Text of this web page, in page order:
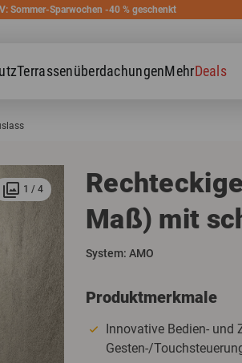
Sommer-Sparwochen -40 % geschenkt
TerrassenüberdachungenMehrDeals
collections 1 / 4
Maß) mit
System: AMO
Produktmerkmale
Innovative Bedien-
Gesten-/